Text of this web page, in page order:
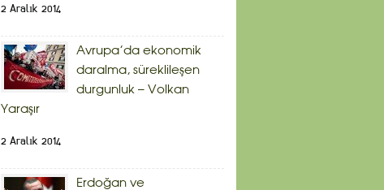
2 Aralık 2014
Avrupa’da ekonomik
daralma, süreklileşen
durgunluk – Volkan
Yaraşır
2 Aralık 2014
Erdoğan ve